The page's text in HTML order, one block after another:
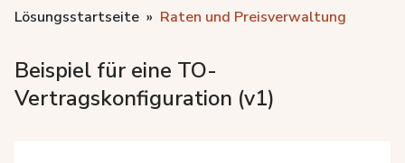
Lösungsstartseite Raten und Preisverwaltung
Beispiel für eine TO-
Vertragskonfiguration (v1)